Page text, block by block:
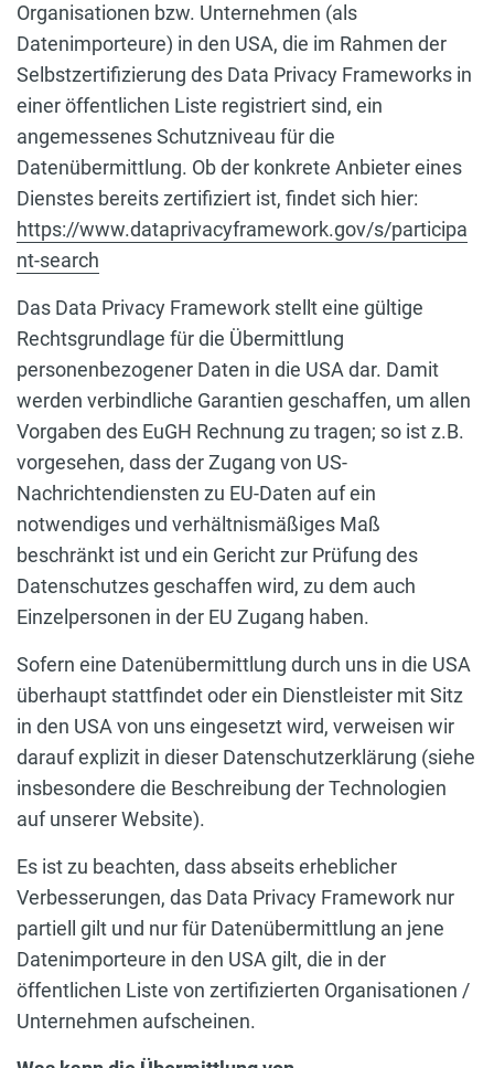
Organisationen bzw. Unternehmen (als
Datenimporteure) in den USA, die im Rahmen der
Selbstzertifizierung des Data Privacy Frameworks in
einer öffentlichen Liste registriert sind, ein
angemessenes Schutzniveau für die
Datenübermittlung. Ob der konkrete Anbieter eines
Dienstes bereits zertifiziert ist, findet sich hier:
https://www.dataprivacyframework.gov/s/participa
nt-search
Das Data Privacy Framework stellt eine gültige
Rechtsgrundlage für die Übermittlung
personenbezogener Daten in die USA dar. Damit
werden verbindliche Garantien geschaffen, um allen
Vorgaben des EuGH Rechnung zu tragen; so ist z.B.
vorgesehen, dass der Zugang von US-
Nachrichtendiensten zu EU-Daten auf ein
notwendiges und verhältnismäßiges Maß
beschränkt ist und ein Gericht zur Prüfung des
Datenschutzes geschaffen wird, zu dem auch
Einzelpersonen in der EU Zugang haben.
Sofern eine Datenübermittlung durch uns in die USA
überhaupt stattfindet oder ein Dienstleister mit Sitz
in den USA von uns eingesetzt wird, verweisen wir
darauf explizit in dieser Datenschutzerklärung (siehe
insbesondere die Beschreibung der Technologien
auf unserer Website).
Es ist zu beachten, dass abseits erheblicher
Verbesserungen, das Data Privacy Framework nur
partiell gilt und nur für Datenübermittlung an jene
Datenimporteure in den USA gilt, die in der
öffentlichen Liste von zertifizierten Organisationen /
Unternehmen aufscheinen.